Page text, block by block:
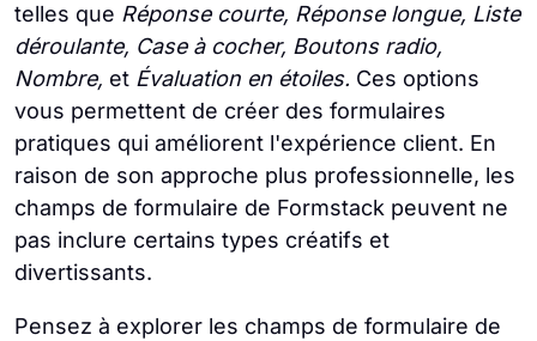
telles que Réponse courte, Réponse longue, Liste
déroulante, Case à cocher, Boutons radio,
Nombre, et Évaluation en étoiles. Ces options
vous permettent de créer des formulaires
pratiques qui améliorent l'expérience client. En
raison de son approche plus professionnelle, les
champs de formulaire de Formstack peuvent ne
pas inclure certains types créatifs et
divertissants.
Pensez à explorer les champs de formulaire de